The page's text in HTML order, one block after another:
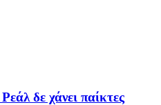
δε χάνει παίκτες